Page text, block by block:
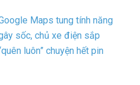
Maps tung tính năng
sốc, chủ xe điện sắp
luôn” chuyện hết pin